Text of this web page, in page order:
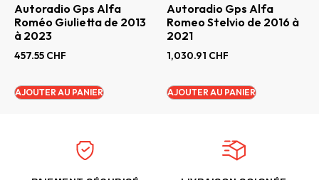
Autoradio Gps Alfa
Roméo Giulietta de 2013
à 2023
457.55 CHF
AJOUTER AU PANIER
Autoradio Gps Alfa
Romeo Stelvio de 2016 à
2021
1,030.91 CHF
AJOUTER AU PANIER